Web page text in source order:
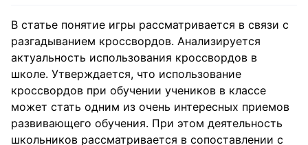
В статье понятие игры рассматривается в связи с
разгадыванием кроссвордов. Анализируется
актуальность использования кроссвордов в
школе. Утверждается, что использование
кроссвордов при обучении учеников в классе
может стать одним из очень интересных приемов
развивающего обучения. При этом деятельность
школьников рассматривается в сопоставлении с